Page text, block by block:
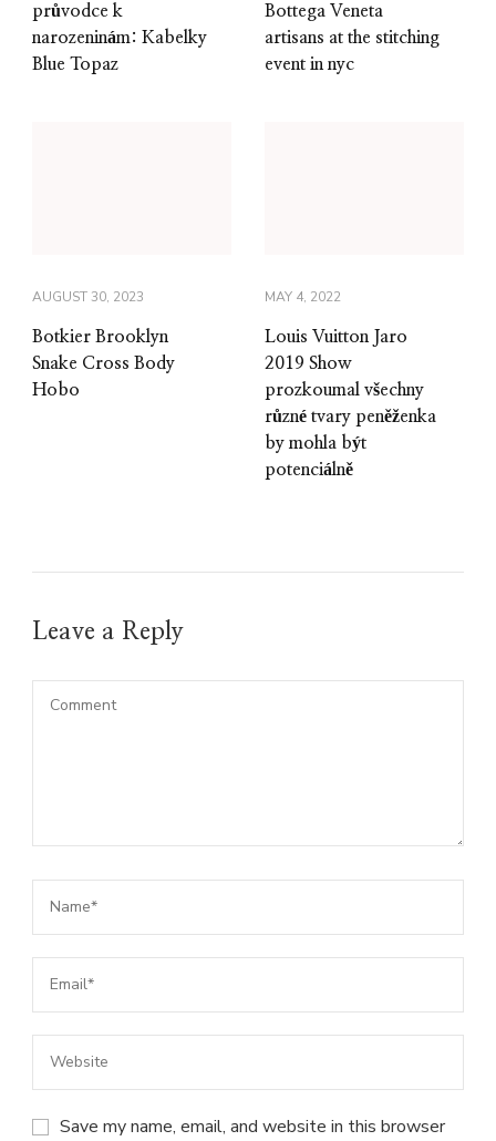
průvodce k
narozeninám: Kabelky
Blue Topaz
Bottega Veneta
artisans at the stitching
event in nyc
AUGUST 30, 2023
Botkier Brooklyn
Snake Cross Body
Hobo
MAY 4, 2022
Louis Vuitton Jaro
2019 Show
prozkoumal všechny
různé tvary peněženka
by mohla být
potenciálně
Leave a Reply
Save my name, email, and website in this browser